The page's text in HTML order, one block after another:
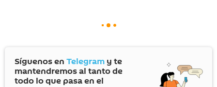
Síguenos en Telegram y te
mantendremos al tanto de
todo lo que pasa en el